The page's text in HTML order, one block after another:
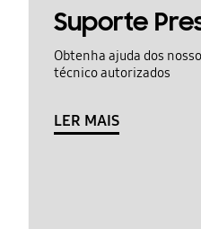
Suporte
Obtenha ajuda dos
técnico autorizados
LER MAIS